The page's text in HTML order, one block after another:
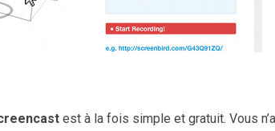
est à la fois simple et gratuit. Vous